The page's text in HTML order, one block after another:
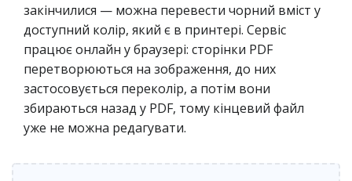
закінчилися — можна перевести чорний вміст у
доступний колір, який є в принтері. Сервіс
працює онлайн у браузері: сторінки PDF
перетворюються на зображення, до них
застосовується переколір, а потім вони
збираються назад у PDF, тому кінцевий файл
уже не можна редагувати.